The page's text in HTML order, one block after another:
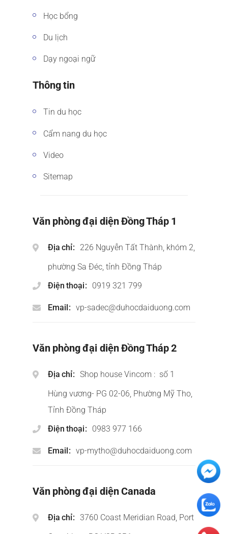
Học bổng
Du lịch
Dạy ngoại ngữ
Thông tin
Tin du học
Cẩm nang du học
Video
Sitemap
Văn phòng đại diện Đồng Tháp 1
Địa chỉ
226 Nguyễn Tất Thành, khóm 2,
phường Sa Đéc, tỉnh Đồng Tháp
Điện thoại
0919 321 799
Email vp-sadec@duhocdaiduong.com
Văn phòng đại diện Đồng Tháp 2
Địa chỉ
Shop house Vincom : số 1
Hùng vương- PG 02-06, Phường Mỹ Tho,
Tỉnh Đồng Tháp
Điện thoại
0983 977 166
Email vp-mytho@duhocdaiduong.com
Văn phòng đại diện Canada
Địa chỉ
3760 Coast Meridian Road, Port